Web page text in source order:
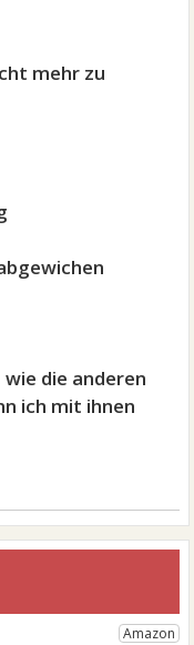
mehr zu
die anderen
ich mit ihnen